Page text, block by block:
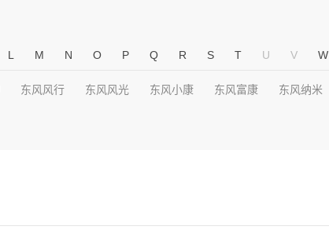
L M N O P Q R S T U V W
东风风行 东风风光 东风小康 东风富康 东风纳米